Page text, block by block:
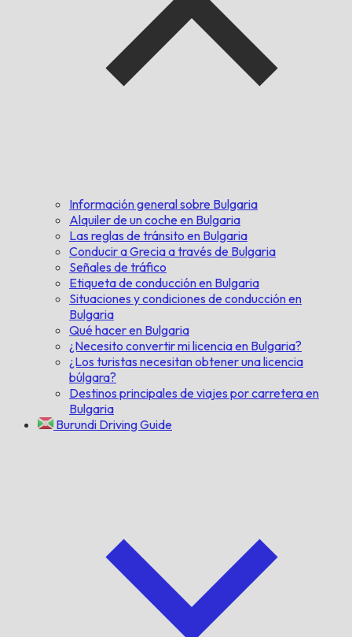
Información general sobre Bulgaria
Alquiler de un coche en Bulgaria
Las reglas de tránsito en Bulgaria
Conducir a Grecia a través de Bulgaria
Señales de tráfico
Etiqueta de conducción en Bulgaria
Situaciones y condiciones de conducción en
Bulgaria
Qué hacer en Bulgaria
¿Necesito convertir mi licencia en Bulgaria?
¿Los turistas necesitan obtener una licencia
búlgara?
Destinos principales de viajes por carretera en
Bulgaria
Burundi Driving Guide